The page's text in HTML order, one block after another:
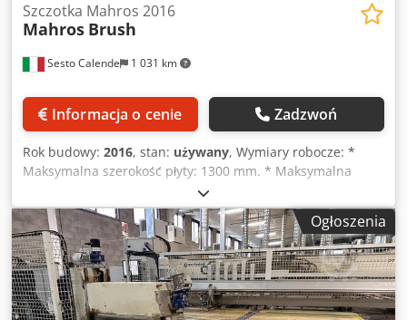
Sesto Calende 1 031 km
Szczotka Mahros 2016
Mahros Brush
Informacja o cenie Zadzwoń
Rok budowy: 2016, stan: używany, Wymiary robocze: *
Maksymalna szerokość płyty: 1300 mm. * Maksymalna
długość płyty: 3200 mm. * System obrotowy: podwójny
stożek. * Kierunek obrotu: wzdłużny i poprzeczny. To
urządzenie jest często stosowane w przemyśle drzewnym i
meblarskim, aby ułatwić przemieszczanie płyt podczas
obróbki. W razie pytań lub po więcej informacji
pozostajemy do dyspozycji! DANE TECHNICZNE DO
SPRAWDZENIA Dedsw Db Epjpfx Amvsck
Ogłoszenia